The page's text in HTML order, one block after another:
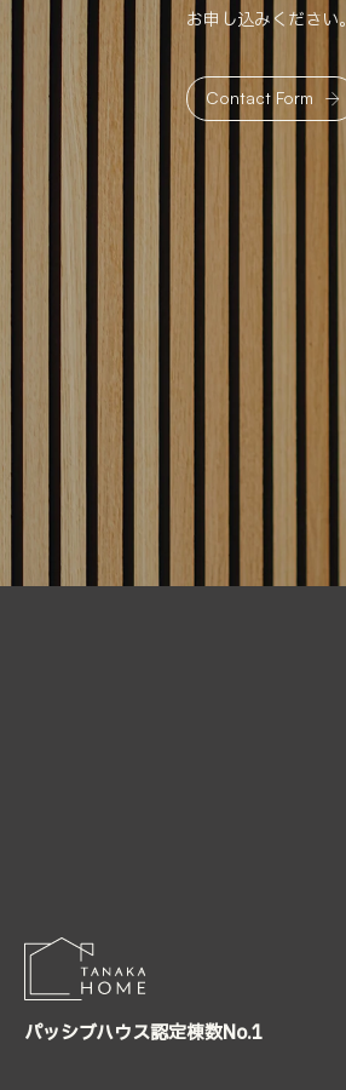
お申し込みください。
Contact Form
パッシブハウス認定棟数No.1